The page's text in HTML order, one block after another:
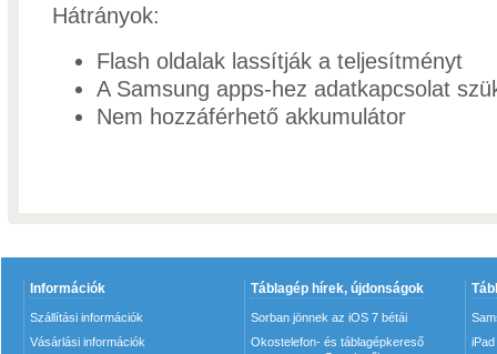
Hátrányok:
Flash oldalak lassítják a teljesítményt
A Samsung apps-hez adatkapcsolat
Nem hozzáférhető akkumulátor
Információk
Szállítási információk
Vásárlási információk
Táblagép hírek, újdonságok
Sorban jönnek az iOS 7 bétái
Okostelefon- és táblagépkereső
iPad